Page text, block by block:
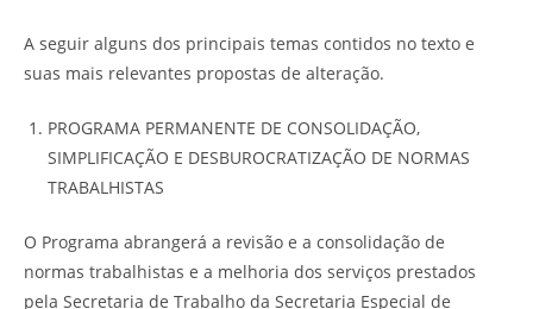
A seguir alguns dos principais temas contidos no texto e
suas mais relevantes propostas de alteração.
PROGRAMA PERMANENTE DE CONSOLIDAÇÃO,
SIMPLIFICAÇÃO E DESBUROCRATIZAÇÃO DE NORMAS
TRABALHISTAS
O Programa abrangerá a revisão e a consolidação de
normas trabalhistas e a melhoria dos serviços prestados
pela Secretaria de Trabalho da Secretaria Especial de